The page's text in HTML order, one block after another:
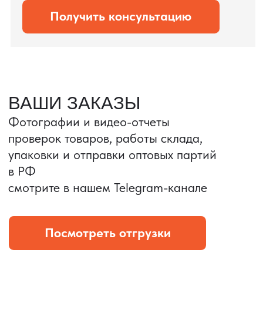
Портативные колонки
Условия: Тираж 3100 шт.
Колонка с шнуром
зарядным, без коробки
и ложемента (эвы).
Магнитная зарядка 3в1.
15w.
Комплект: устройство +
провод Type C.
КОНТРОЛЬ КАЧЕСТВА
Проверка по ТЗ включает:
— измерения размеров